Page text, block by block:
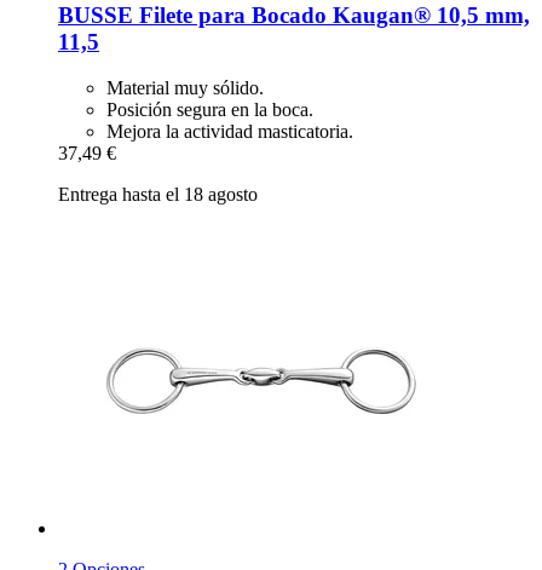
BUSSE Filete para Bocado Kaugan® 10,5 mm,
11,5
Material muy sólido.
Posición segura en la boca.
Mejora la actividad masticatoria.
37,49 €
Entrega hasta el 18 agosto